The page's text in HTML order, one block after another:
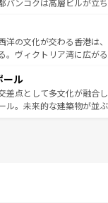
ーやバインミー、ベトナム
わいたい。どの地域を訪
迎えてくれるので、きっ
しい。
バンコクは高層ビルが立
差している。北部ではチェ
触れ合い、南部ではプー
リゾート気分を楽しむこ
候は一年中温暖で、どの季
る。親しみやすいタイの
して多様な観光資源が、
洋の文化が交わる香港は
。ヴィクトリア湾に広が
訪れても感動するはず。観
率よく見どころを回れる
ら文化的な体験まで、香
ール
差点として多文化が融合
ル。未来的な建築物が並
ーズは地元の風情を楽しめ